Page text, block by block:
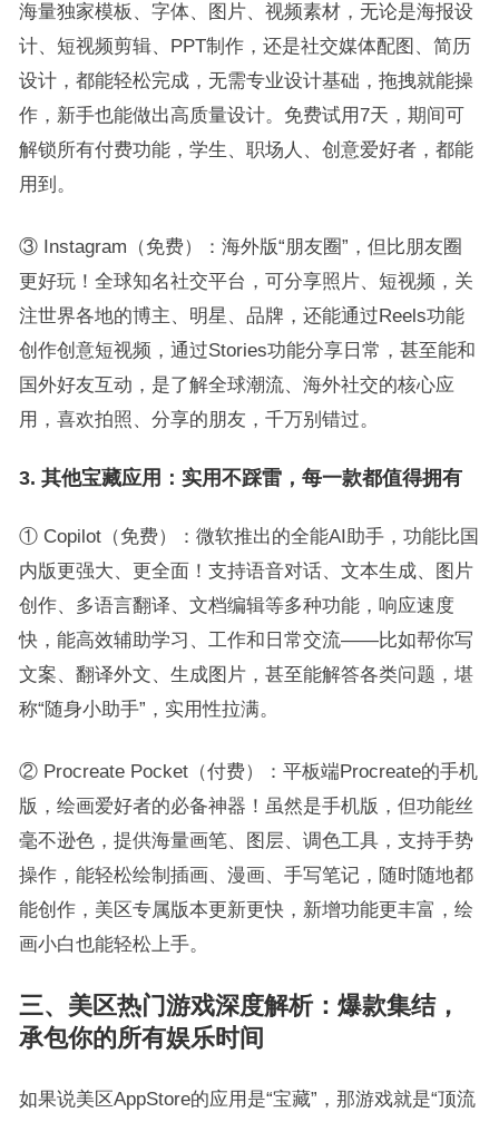
海量独家模板、字体、图片、视频素材，无论是海报设
计、短视频剪辑、PPT制作，还是社交媒体配图、简历
设计，都能轻松完成，无需专业设计基础，拖拽就能操
作，新手也能做出高质量设计。免费试用7天，期间可
解锁所有付费功能，学生、职场人、创意爱好者，都能
用到。
③ Instagram（免费）：海外版“朋友圈”，但比朋友圈
更好玩！全球知名社交平台，可分享照片、短视频，关
注世界各地的博主、明星、品牌，还能通过Reels功能
创作创意短视频，通过Stories功能分享日常，甚至能和
国外好友互动，是了解全球潮流、海外社交的核心应
用，喜欢拍照、分享的朋友，千万别错过。
3. 其他宝藏应用：实用不踩雷，每一款都值得拥有
① Copilot（免费）：微软推出的全能AI助手，功能比国
内版更强大、更全面！支持语音对话、文本生成、图片
创作、多语言翻译、文档编辑等多种功能，响应速度
快，能高效辅助学习、工作和日常交流——比如帮你写
文案、翻译外文、生成图片，甚至能解答各类问题，堪
称“随身小助手”，实用性拉满。
② Procreate Pocket（付费）：平板端Procreate的手机
版，绘画爱好者的必备神器！虽然是手机版，但功能丝
毫不逊色，提供海量画笔、图层、调色工具，支持手势
操作，能轻松绘制插画、漫画、手写笔记，随时随地都
能创作，美区专属版本更新更快，新增功能更丰富，绘
画小白也能轻松上手。
三、美区热门游戏深度解析：爆款集结，
承包你的所有娱乐时间
如果说美区AppStore的应用是“宝藏”，那游戏就是“顶流